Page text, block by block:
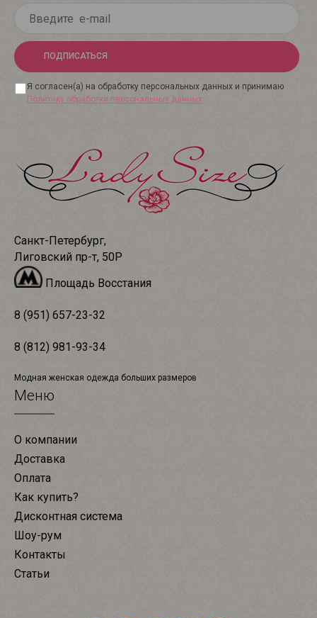
ПОДПИСАТЬСЯ
Я согласен(а) на обработку персональных данных и принимаю
Политику обработки персональных данных
Санкт-Петербург,
Лиговский пр-т, 50Р
Площадь Восстания
8 (951) 657-23-32
8 (812) 981-93-34
Модная женская одежда больших размеров
Меню
О компании
Доставка
Оплата
Как купить?
Дисконтная система
Шоу-рум
Контакты
Статьи